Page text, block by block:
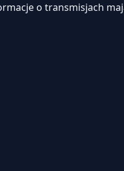
o transmisjach